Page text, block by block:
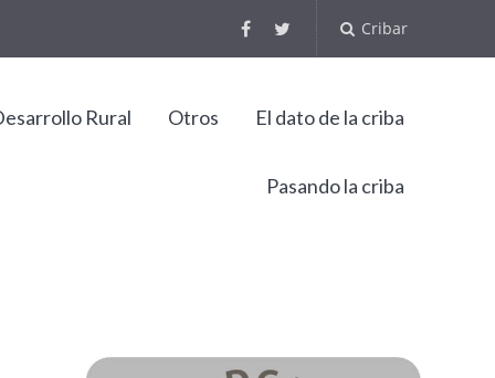
Cribar
Rural Otros El dato de la criba
Pasando la criba